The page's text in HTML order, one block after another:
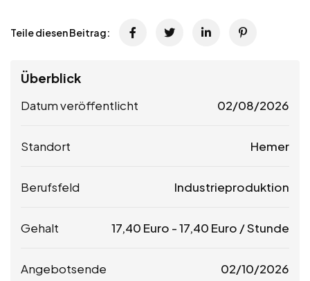
Teile diesen Beitrag:
Überblick
Datum veröffentlicht 02/08/2026
Standort Hemer
Berufsfeld Industrieproduktion
Gehalt 17,40 Euro -17,40 Euro / Stunde
Angebotsende 02/10/2026